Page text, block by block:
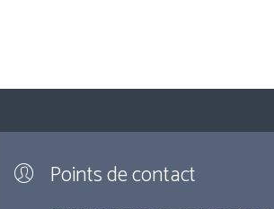
Points de contact